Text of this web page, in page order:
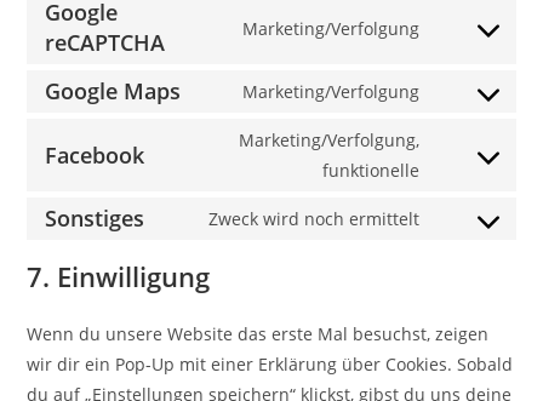
service
Google
reCAPTCHA
Marketing/Verfolgung
Consent
service
recaptcha
Google Maps Marketing/Verfolgung
Consent
service
maps
Facebook
Marketing/Verfolgung,
funktionelle
Consent
service
Sonstiges Zweck wird noch ermittelt
Consent
sonstiges
7. Einwilligung
Wenn du unsere Website das erste Mal besuchst, zeigen
wir dir ein Pop-Up mit einer Erklärung über Cookies. Sobald
du auf „Einstellungen speichern“ klickst, gibst du uns deine